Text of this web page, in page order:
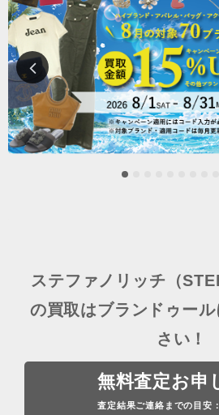
ステファノリッチ（
の買取はブランドゥー
さい！
無料査定お申
査定結果ご連絡までの目安：